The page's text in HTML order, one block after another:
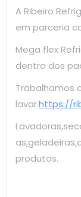
A Ribeiro
em parceria
Mega flex
dentro dos
Trabalhamos
lavar.https://
produtos.